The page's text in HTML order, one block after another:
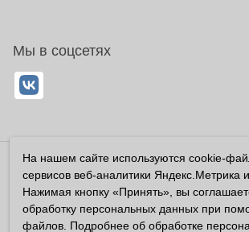
Мы в соцсетях
Владелец сайта ООО «Суперфарма» ОГРН
Все права защищены ©2026
Информация, размещенная на данном
На нашем сайте используются cookie-
сервисов веб-аналитики Яндекс.Метрика
Нажимая кнопку «Принять», вы
обработку персональных данных при
файлов. Подробнее об обработке